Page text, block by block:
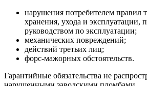
нарушения потребителем правил
хранения, ухода и эксплуатации,
руководством по эксплуатации;
механических повреждений;
действий третьих лиц;
форс-мажорных обстоятельств.
Гарантийные обязательства не